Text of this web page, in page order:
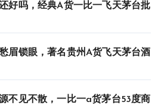
好吗，经典A货一比一飞天茅台批
眉锁眼，著名贵州A货飞天茅台酒
不见不散，一比一a货茅台53度商